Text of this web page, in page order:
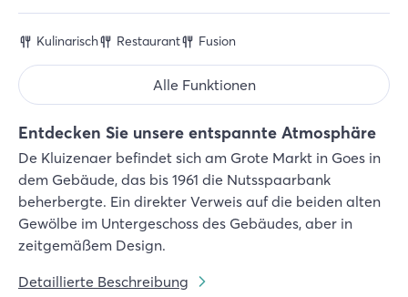
Entdecken Sie unsere entspannte Atmosphäre
De Kluizenaer befindet sich am Grote Markt in Goes in
dem Gebäude, das bis 1961 die Nutsspaarbank
beherbergte. Ein direkter Verweis auf die beiden alten
Gewölbe im Untergeschoss des Gebäudes, aber in
zeitgemäßem Design.
Detaillierte Beschreibung
Kulinarisch Restaurant Fusion
Alle Funktionen